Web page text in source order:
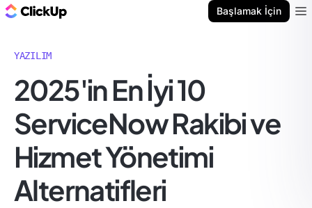
Başlamak İçin
YAZILIM
2025'in En İyi 10
ServiceNow Rakibi ve
Hizmet Yönetimi
Alternatifleri